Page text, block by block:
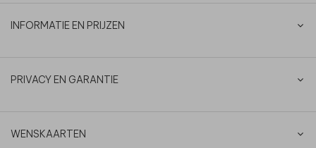
INFORMATIE EN PRIJZEN
PRIVACY EN GARANTIE
WENSKAARTEN